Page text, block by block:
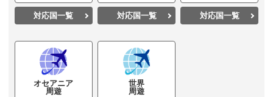
対応国一覧 対応国一覧 対応国一覧
オセアニア
周遊
世界
周遊